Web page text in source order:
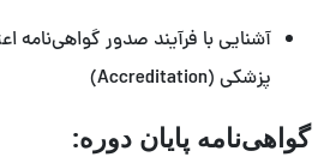
آشنایی با فرآیند صدور گواهی‌نامه
پزشکی (Accreditation)
گواهی‌نامه پایان دوره: